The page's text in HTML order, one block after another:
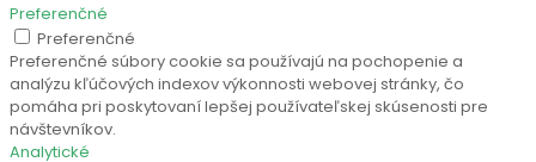
Preferenčné
Preferenčné
Preferenčné súbory cookie sa používajú na pochopenie a
analýzu kľúčových indexov výkonnosti webovej stránky, čo
pomáha pri poskytovaní lepšej používateľskej skúsenosti pre
návštevníkov.
Analytické